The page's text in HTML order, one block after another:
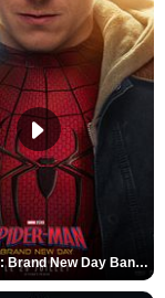
Spider-Man: Brand New Day Bande-annonce VO STFR